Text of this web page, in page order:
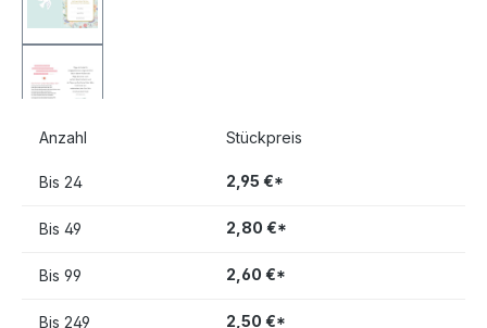
Anzahl Stückpreis
Bis 24 2,95 €*
Bis 49 2,80 €*
Bis 99 2,60 €*
Bis 249 2,50 €*